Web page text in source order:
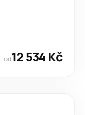
od12 534 Kč